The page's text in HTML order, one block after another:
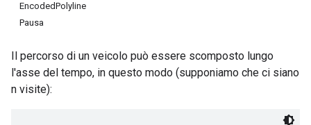
EncodedPolyline
Pausa
Il percorso di un veicolo può essere scomposto lungo
l'asse del tempo, in questo modo (supponiamo che ci siano
n visite):